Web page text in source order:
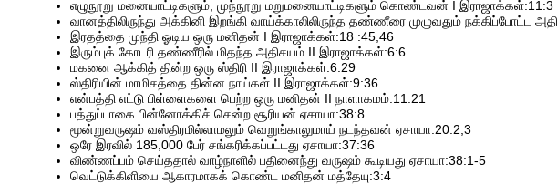
எழுநூறு மனையாட்டிகளும், முந்நூறு மறுமனையாட்டிகளும் கொண்டவன் I இராஜாக்கள்:11:3
வானத்திலிருந்து அக்கினி இறங்கி வாய்க்காலிலிருந்த தண்ணீரை முழுவதும் நக்கிப்போட்ட
இரதத்தை முந்தி ஓடிய ஒரு மனிதன் I இராஜாக்கள்:18 :45,46
இரும்புக் கோடரி தண்ணீரில் மிதந்த அதிசயம் II இராஜாக்கள்:6:6
மகனை ஆக்கித் தின்ற ஒரு ஸ்திரி II இராஜாக்கள்:6:29
ஸ்திரியின் மாமிசத்தை தின்ன நாய்கள் II இராஜாக்கள்:9:36
என்பத்தி எட்டு பிள்ளைகளை பெற்ற ஒரு மனிதன் II நாளாகமம்:11:21
பத்துப்பாகை பின்னோக்கிச் சென்ற சூரியன் ஏசாயா:38:8
மூன்றுவருஷம் வஸ்திரமில்லாமலும் வெறுங்காலுமாய் நடந்தவன் ஏசாயா:20:2,3
ஒரே இரவில் 185,000 பேர் சங்கரிக்கப்பட்டது ஏசாயா:37:36
விண்ணப்பம் செய்ததால் வாழ்நாளில் பதினைந்து வருஷம் கூடியது ஏசாயா:38:1-5
வெட்டுக்கிளியை ஆகாரமாகக் கொண்ட மனிதன் மத்தேயு:3:4